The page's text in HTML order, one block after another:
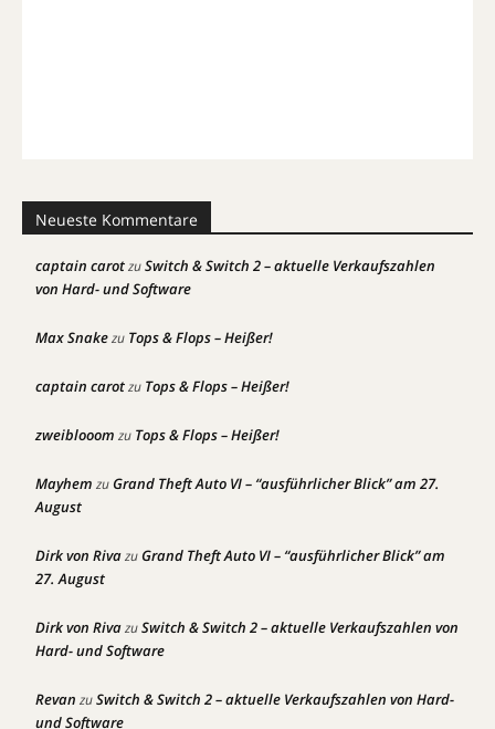
Neueste Kommentare
captain carotzuSwitch & Switch 2 – aktuelle Verkaufszahlen
von Hard- und Software
Max Snakezu Tops & Flops – Heißer!
captain carotzu Tops & Flops – Heißer!
zweiblooom zu Tops & Flops – Heißer!
Mayhem zuGrand Theft Auto VI – “ausführlicher Blick” am 27.
August
Dirk von RivazuGrand Theft Auto VI – “ausführlicher Blick” am
27. August
Dirk von RivazuSwitch & Switch 2 – aktuelle Verkaufszahlen von
Hard- und Software
Revan zuSwitch & Switch 2 – aktuelle Verkaufszahlen von Hard-
und Software